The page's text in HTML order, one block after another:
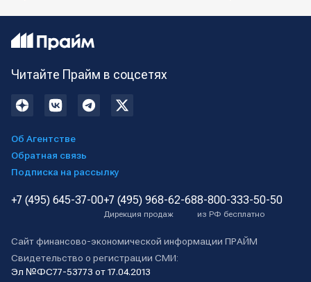
Читайте Прайм в соцсетях
Об Агентстве
Обратная связь
Подписка на рассылку
+7 (495) 645-37-00+7 (495) 968-62-68
Дирекция продаж
8-800-333-50-50
из РФ бесплатно
Сайт финансово-экономической информации ПРАЙМ
Свидетельство о регистрации СМИ:
Эл №ФС77-53773 от 17.04.2013